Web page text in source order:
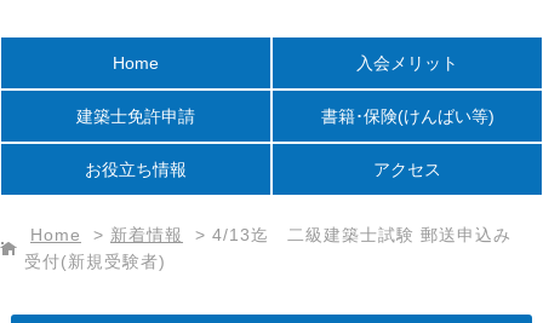
Home 入会メリット
建築士免許申請 書籍･保険(けんばい等)
お役立ち情報 アクセス
Home > 新着情報 > 4/13迄 二級建築士試験 郵送申込み
受付(新規受験者)